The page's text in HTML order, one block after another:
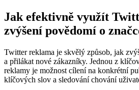
Jak efektivně využít
zvýšení povědomí o
Twitter reklama je skvělý způsob, jak
a přilákat nové zákazníky. Jednou z
reklamy je možnost cílení na konkrétní
klíčových slov a sledování chování